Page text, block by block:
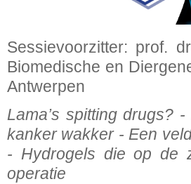
Sessievoorzitter: prof.
Biomedische en
Antwerpen
Lama’s spitting drugs?
kanker wakker - Een
- Hydrogels die op de
operatie